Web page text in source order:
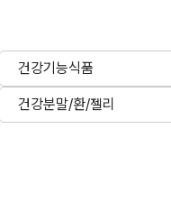
건강기능식품
건강분말/환/젤리